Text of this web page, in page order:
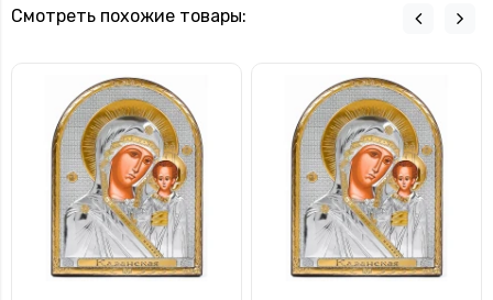
Смотреть похожие товары: